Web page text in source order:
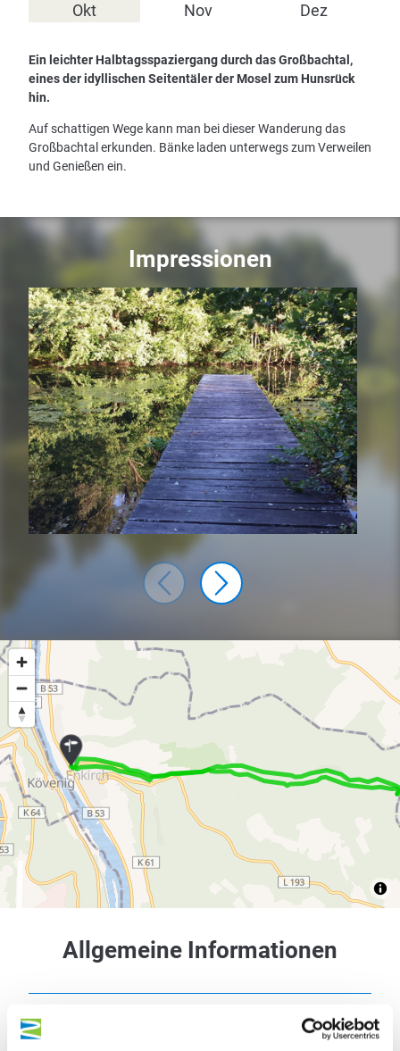
Okt
Nov Dez
Ein leichter Halbtagsspaziergang durch das Großbachtal,
eines der idyllischen Seitentäler der Mosel zum Hunsrück
hin.
Auf schattigen Wege kann man bei dieser Wanderung das
Großbachtal erkunden. Bänke laden unterwegs zum Verweilen
und Genießen ein.
Impressionen
Allgemeine Informationen